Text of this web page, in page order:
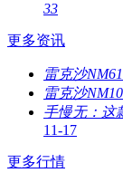
33
更多资讯
雷克沙
雷克沙
手慢无：这
11-17
更多行情